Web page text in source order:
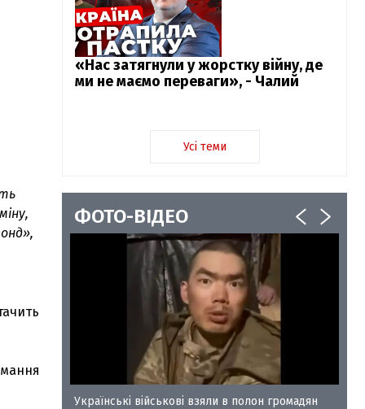
«Нас затягнули у жорстку війну, де
ми не маємо переваги», - Чалий
Усі теми
ФОТО-ВІДЕО
Українські військові взяли в полон громадян